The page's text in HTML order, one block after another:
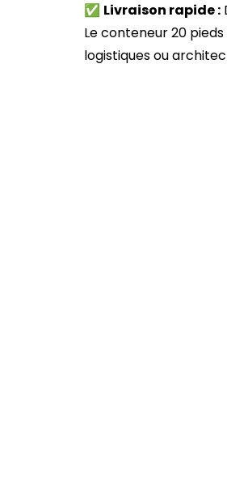
✅ Livraison rapide :
Le conteneur 20
logistiques ou